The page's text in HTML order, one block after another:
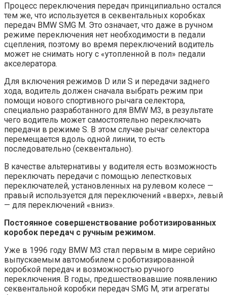
Процесс переключения передач принципиально остался
тем же, что используется в секвентальных коробках
передач BMW SMG M. Это означает, что даже в ручном
режиме переключения нет необходимости в педали
сцепления, поэтому во время переключений водитель
может не снимать ногу с «утопленной в пол» педали
акселератора.
Для включения режимов D или S и передачи заднего
хода, водитель должен сначала выбрать режим при
помощи нового спортивного рычага селектора,
специально разработанного для BMW M3, в результате
чего водитель может самостоятельно переключать
передачи в режиме S. В этом случае рычаг селектора
перемещается вдоль одной линии, то есть
последовательно (секвентально).
В качестве альтернативы у водителя есть возможность
переключать передачи с помощью лепестковых
переключателей, установленных на рулевом колесе —
правый используется для переключений «вверх», левый
— для переключений «вниз».
Постоянное совершенствование роботизированных
коробок передач с ручным режимом.
Уже в 1996 году BMW M3 стал первым в мире серийно
выпускаемым автомобилем с роботизированной
коробкой передач и возможностью ручного
переключения. В годы, предшествовавшие появлению
секвентальной коробки передач SMG M, эти агрегаты